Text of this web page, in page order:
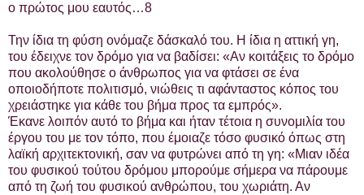
ο πρώτος μου εαυτός…8
Την ίδια τη φύση ονόμαζε δάσκαλό του. Η ίδια η αττική γη,
του έδειχνε τον δρόμο για να βαδίσει: «Αν κοιτάξεις το δρόμο
που ακολούθησε ο άνθρωπος για να φτάσει σε ένα
οποιοδήποτε πολιτισμό, νιώθεις τι αφάνταστος κόπος του
χρειάστηκε για κάθε του βήμα προς τα εμπρός».
Έκανε λοιπόν αυτό το βήμα και ήταν τέτοια η συνομιλία του
έργου του με τον τόπο, που έμοιαζε τόσο φυσικό όπως στη
λαϊκή αρχιτεκτονική, σαν να φυτρώνει από τη γη: «Μιαν ιδέα
του φυσικού τούτου δρόμου μπορούμε σήμερα να πάρουμε
από τη ζωή του φυσικού ανθρώπου, του χωριάτη. Αν